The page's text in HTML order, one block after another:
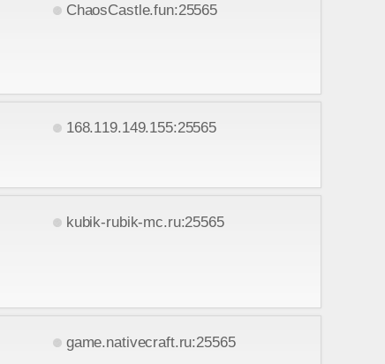
ChaosCastle.fun:25565
168.119.149.155:25565
kubik-rubik-mc.ru:25565
game.nativecraft.ru:25565